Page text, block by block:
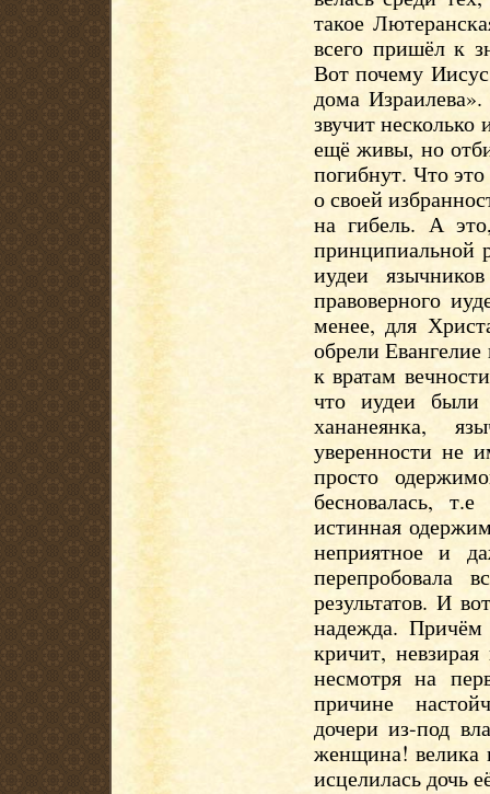
такое
всего пришёл к
Вот почему
дома
звучит
ещё живы, но
погибнут. Что
о своей
на гибель. А
принципиальной
иудеи
правоверного
менее, для
обрели
к вратам
что иудеи
хананеянка,
уверенности не
просто
бесновалась,
истинная
неприятное и
перепробовала
результатов. И
надежда.
кричит,
несмотря на
причине
дочери из-под
женщина! велика
исцелилась дочь